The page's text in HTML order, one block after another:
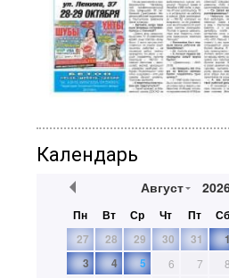
Календарь
Август
Пн Вт Ср Чт Пт Сб
27
28 29 30 31 1
3
4 5 6 7 8